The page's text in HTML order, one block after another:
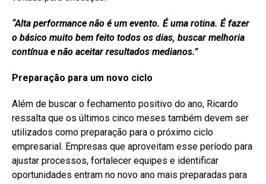
“Alta performance não é um evento. É uma rotina. É fazer
o básico muito bem feito todos os dias, buscar melhoria
contínua e não aceitar resultados medianos.”
Preparação para um novo ciclo
Além de buscar o fechamento positivo do ano, Ricardo
ressalta que os últimos cinco meses também devem ser
utilizados como preparação para o próximo ciclo
empresarial. Empresas que aproveitam esse período para
ajustar processos, fortalecer equipes e identificar
oportunidades entram no novo ano mais preparadas para